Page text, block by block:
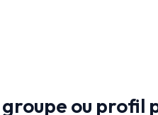
groupe ou profil